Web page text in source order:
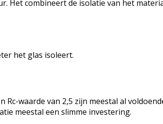
Het combineert de isolatie van het
het glas isoleert.
waarde van 2,5 zijn meestal al
meestal een slimme investering.